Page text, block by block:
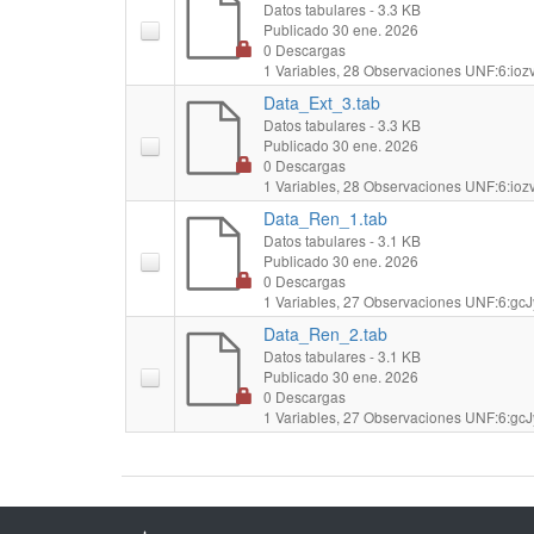
Datos tabulares- 3.3 KB
Publicado 30 ene. 2026
0 Descargas
1 Variables, 28 Observaciones
Data_Ext_3.tab
Datos tabulares- 3.3 KB
Publicado 30 ene. 2026
0 Descargas
1 Variables, 28 Observaciones
Data_Ren_1.tab
Datos tabulares- 3.1 KB
Publicado 30 ene. 2026
0 Descargas
1 Variables, 27 Observaciones
Data_Ren_2.tab
Datos tabulares- 3.1 KB
Publicado 30 ene. 2026
0 Descargas
1 Variables, 27 Observaciones